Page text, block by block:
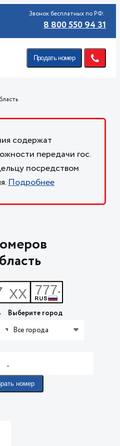
Звонок бесплатных по РФ:
8 800 550 94 31
Продать номер
содержат
передачи гос.
посредством
Подробнее
Выберите город
Все города
-
номер